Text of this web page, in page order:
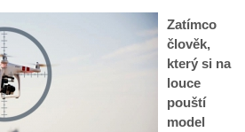
Zatímco
člověk,
který si na
louce
pouští
model